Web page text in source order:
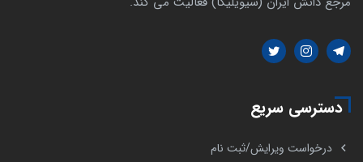
دسترسی سریع
درخواست ویرایش/ثبت نام